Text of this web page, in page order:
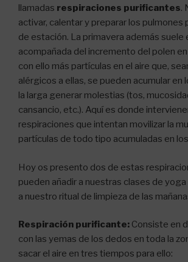
llamadas respiraciones purificantes.
activar, calentar y preparar los pulmones
de estación. La primavera además suele
acompañada del incremento del polen
con ello más partículas en el aire que,
alérgicos a ellas, se pueden acumular en
la larga generar molestias (tos,
cansancio, etc.). Aquí es donde
respiraciones que intentan movilizar la
partículas de todo tipo acumuladas en
Hoy os presento dos de estas
pueden añadir a nuestras clases de
a nuestro ritual de limpieza de las
Respiración purificante: Consiste en
con las yemas de los dedos en toda la
sacar el aire en tres tiempos para ello: